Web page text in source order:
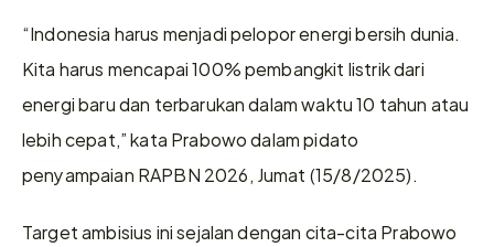
“Indonesia harus menjadi pelopor energi bersih dunia.
Kita harus mencapai 100% pembangkit listrik dari
energi baru dan terbarukan dalam waktu 10 tahun atau
lebih cepat,” kata Prabowo dalam pidato
penyampaian RAPBN 2026, Jumat (15/8/2025).
Target ambisius ini sejalan dengan cita-cita Prabowo